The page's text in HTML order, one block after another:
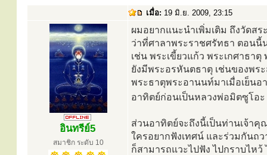
เมื่อ: 19 มิ.ย. 2009, 23:15
อินทรีย์5
สมาชิก ระดับ 10
ผมอยากแนะนำเพิ่มเติม ถึงวัดส
ว่าที่ศาลาพระราชศรัทธา ตอนนี้
เช่น พระเขี้ยวแก้ว พระเกศาธา
ยังมีพระอรหันตธาตุ เช่นของพ
พระธาตุพระอานนท์มาเมื่อเย็น
อาทิตย์ก่อนเป็นหลวงพ่อมิตซูโอ
ส่วนอาทิตย์จะถึงนี้เป็นท่านเจ้า
ใครอยากฟังเทศน์ และร่วมกันถ
ก็สามารถแวะไปฟัง ไปกราบไห